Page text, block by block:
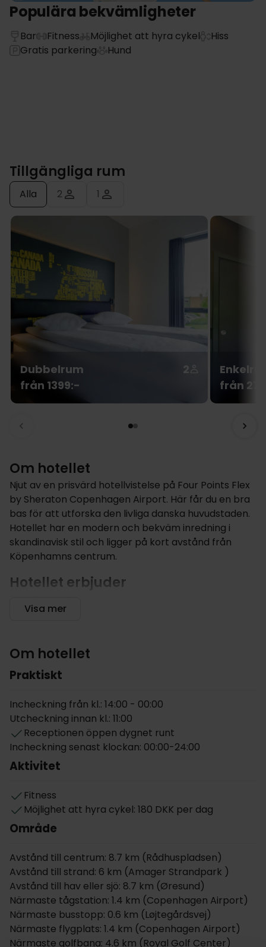
Populära bekvämligheter
Bar Fitness Möjlighet att hyra cykel
Hiss
Gratis parkering
Hund
Tillgängliga rum
Alla 2 1
Dubbelrum
2
från 1399:-
från
Om hotellet
Njut av en prisvärd hotellvistelse på Four Points Flex
by Sheraton Copenhagen Airport. Här får du en bra
bas för att utforska den livliga danska huvudstaden.
Hotellet har en modern och bekväm inredning i
skandinavisk stil och ligger på kort avstånd från
Köpenhamns centrum.
Hotellet erbjuder
ett helt nytt hotell med ett fantastiskt läge i Kastrup,
från Royal Arena. Här har du en perfekt bas för en
citysemester med massor av upplevelser, shopping
sjöjungfrun och Rundetårn, ta en promenad i Tivoli,
åk på en idyllisk kanalrundtur, se Amalienborg med
egna ögon och shoppa på Strøget eller i ett av
Danmarks största shoppingcenter, Fields.
Hotellets reception är öppen 24 timmar om dygnet
drycker och snacks. Som gäst på Four Points Flex by
Sheraton Copenhagen Airport har du också fri
tillgång till gymmet under din vistelse.
den mysiga omgivningen. Middag ingår inte, men du
hittar ett stort urval av kaféer och restauranger i
närheten av hotellet, och naturligtvis i stadens
centrum. I vistelsen ingår gratis kaffe.
Gratis parkering finns på hotellet, och under
vistelsen har du tillgång till gratis trådlöst internet.
Visa mer
Om hotellet
Praktiskt
Incheckning från kl.: 14:00 - 00:00
Utcheckning innan kl.: 11:00
Receptionen öppen dygnet runt
Incheckning senast klockan: 00:00-24:00
Aktivitet
Fitness
Möjlighet att hyra cykel: 180 DKK per dag
Område
Avstånd till centrum: 8.7 km (Rådhuspladsen)
Avstånd till strand: 6 km (Amager Strandpark )
Avstånd till hav eller sjö: 8.7 km (Øresund)
Närmaste tågstation: 1.4 km (Copenhagen Airport)
Närmaste busstopp: 0.6 km (Løjtegårdsvej)
Närmaste flygplats: 1.4 km (Copenhagen Airport)
Närmaste golfbana: 4.6 km (Royal Golf Center)